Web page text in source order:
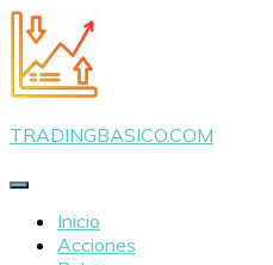
Saltar
al
contenido
TRADINGBASICO.COM
Inicio
Acciones